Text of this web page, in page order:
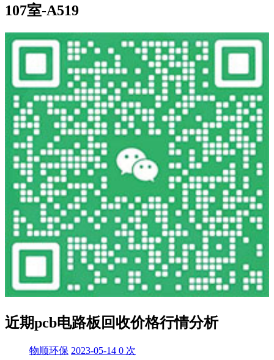
107室-A519
近期pcb电路板回收价格行情分析
物顺环保 2023-05-14 0 次